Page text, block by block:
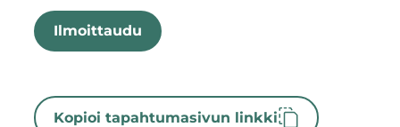
Ilmoittaudu
Kopioi tapahtumasivun linkki